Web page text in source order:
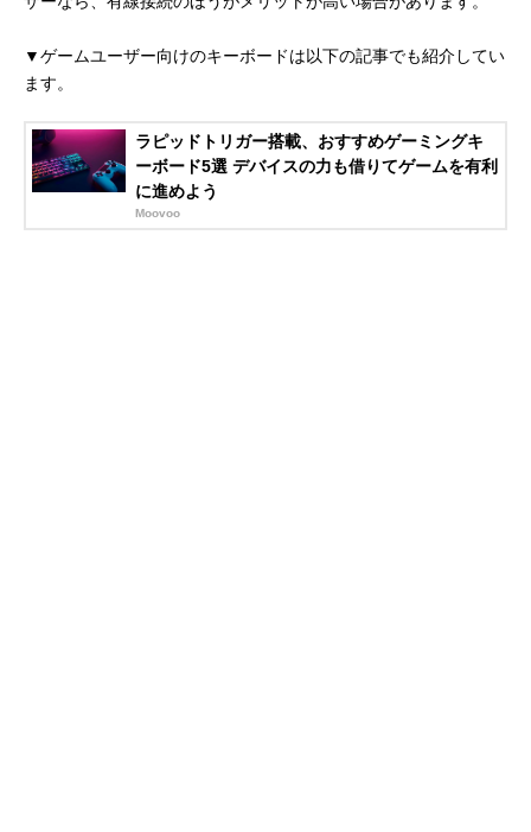
▼ゲームユーザー向けのキーボードは以下の記事でも紹介してい
ます。
ラピッドトリガー搭載、おすすめゲーミングキ
ーボード5選 デバイスの力も借りてゲームを有利
に進めよう
Moovoo